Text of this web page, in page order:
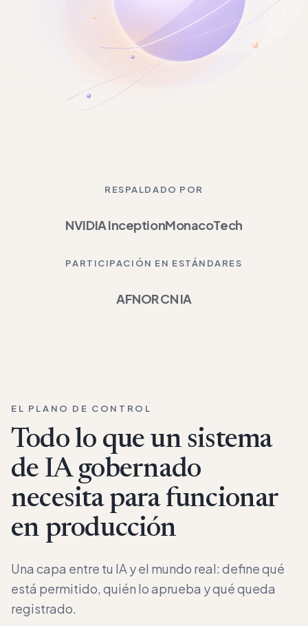
RESPALDADO POR
NVIDIA InceptionMonacoTech
PARTICIPACIÓN EN ESTÁNDARES
AFNOR CN IA
EL PLANO DE CONTROL
Todo lo que un sistema
de IA gobernado
necesita para funcionar
en producción
Una capa entre tu IA y el mundo real: define qué
está permitido, quién lo aprueba y qué queda
registrado.